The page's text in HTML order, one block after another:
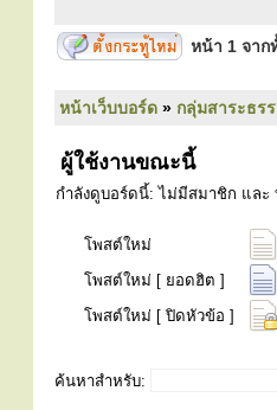
หน้า 1 จาก
หน้าเว็บบอร์ด » กลุ่มสาระธร
ผู้ใช้งานขณะนี้
กำลังดูบอร์ดนี้: ไม่มีสมาชิก และ
โพสต์ใหม่
โพสต์ใหม่ [ ยอดฮิต ]
โพสต์ใหม่ [ ปิดหัวข้อ ]
ค้นหาสำหรับ: